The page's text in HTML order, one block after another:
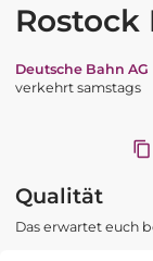
Rostock
Deutsche Bahn AG
verkehrt samstags
Qualität
Das erwartet euch